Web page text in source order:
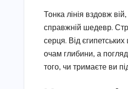
Тонка лінія вздовж
справжній шедевр.
серця. Від
очам глибини, а
того, чи тримаєте ви